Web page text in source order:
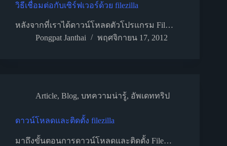
วิธีเชื่อมต่อกับเซิร์ฟเวอร์ด้วย filezilla
หลังจากที่เราได้ดาวน์โหลดตัวโปรแกรม Fil…
Pongpat Janthai
พฤศจิกายน 17, 2012
Article, Blog, บทความน่ารู้, อัพเดททริป
ดาวน์โหลดและติดตั้ง filezilla
มาถึงขั้นตอนการดาวน์โหลดและติดตั้ง File…